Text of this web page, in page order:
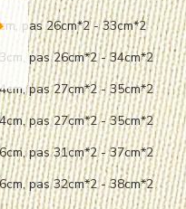
pas 26cm*2 - 33cm*2
pas 26cm*2 - 34cm*2
pas 27cm*2 - 35cm*2
pas 27cm*2 - 35cm*2
pas 31cm*2 - 37cm*2
pas 32cm*2 - 38cm*2